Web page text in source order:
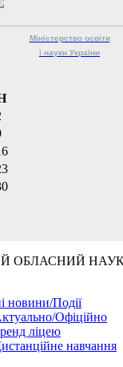
Міністерство освіти
і науки України
ОБЛАСНИЙ
новини/Події
Офіційно
ліцею
навчання